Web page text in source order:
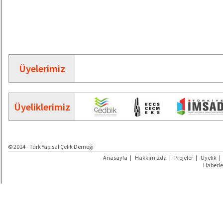
Üyelerimiz
Üyeliklerimiz
© 2014 - Türk Yapısal Çelik Derneği
Anasayfa | Hakkımızda | Projeler | Üyelik |